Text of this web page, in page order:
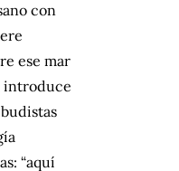
con
ese mar
introduce
“aquí